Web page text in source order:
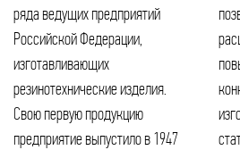
ряда ведущих предприятий
Российской Федерации,
изготавливающих
резинотехнические изделия.
Свою первую продукцию
предприятие выпустило в 1947
позволили значительно
расширить номенклатуру,
повысить качество и
конкурентоспособность
изготавливаемой продукции,
стать единственным